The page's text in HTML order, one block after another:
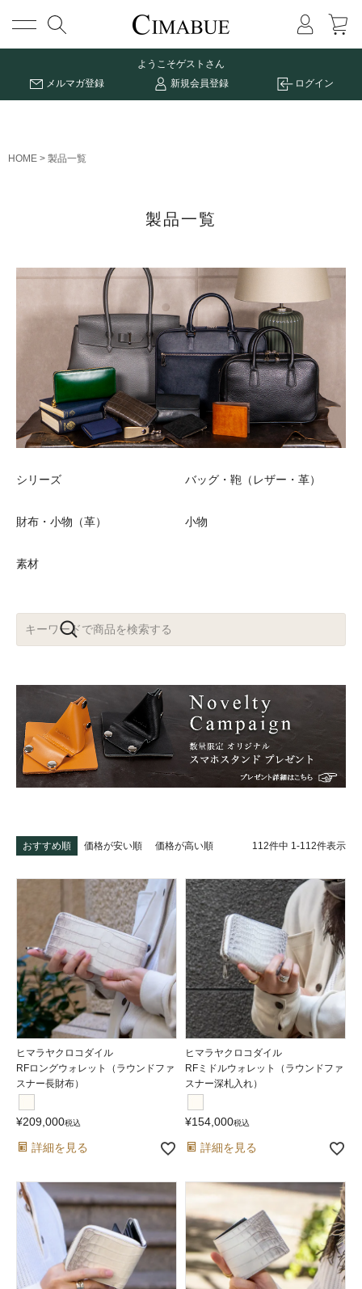
メニュー
ようこそゲストさん
メルマガ登録
新規会員登録 ログイン
HOME 製品一覧
製品一覧
シリーズ バッグ・鞄（レザー・革）
財布・小物（革） 小物
素材
おすすめ順 価格が安い順 価格が高い順 112件中 1 -112件表示
ヒマラヤクロコダイル
RFロングウォレット（ラウンドファ
スナー長財布）
¥209,000税込
詳細を見る
ヒマラヤクロコダイル
RFミドルウォレット（ラウンドファ
スナー深札入れ）
¥154,000税込
詳細を見る